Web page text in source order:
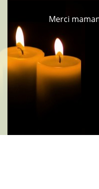
Merci